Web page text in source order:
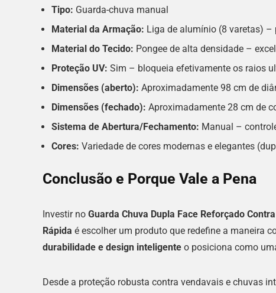
Tipo: Guarda-chuva manual
Material da Armação: Liga de alumínio (8 varetas)
Material do Tecido: Pongee de alta densidade –
Proteção UV: Sim – bloqueia efetivamente os raios
Dimensões (aberto): Aproximadamente 98 cm de
Dimensões (fechado): Aproximadamente 28 cm de
Sistema de Abertura/Fechamento: Manual –
Cores: Variedade de cores modernas e elegantes
Conclusão e Porque Vale a Pena
Investir no Guarda Chuva Dupla Face Reforçado
Rápida é escolher um produto que redefine a maneira
durabilidade e design inteligente o posiciona como
Desde a proteção robusta contra vendavais e chuvas